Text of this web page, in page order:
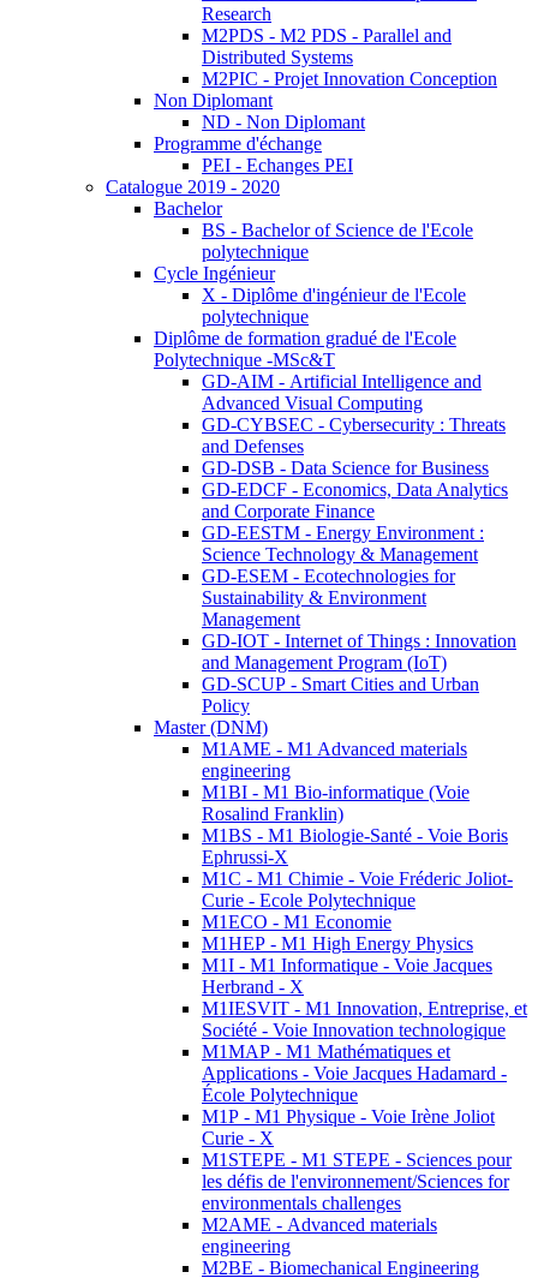
Research
M2PDS - M2 PDS - Parallel and
Distributed Systems
M2PIC - Projet Innovation Conception
Non Diplomant
ND - Non Diplomant
Programme d'échange
PEI - Echanges PEI
Catalogue 2019 - 2020
Bachelor
BS - Bachelor of Science de l'Ecole
polytechnique
Cycle Ingénieur
X - Diplôme d'ingénieur de l'Ecole
polytechnique
Diplôme de formation gradué de l'Ecole
Polytechnique -MSc&T
GD-AIM - Artificial Intelligence and
Advanced Visual Computing
GD-CYBSEC - Cybersecurity : Threats
and Defenses
GD-DSB - Data Science for Business
GD-EDCF - Economics, Data Analytics
and Corporate Finance
GD-EESTM - Energy Environment :
Science Technology & Management
GD-ESEM - Ecotechnologies for
Sustainability & Environment
Management
GD-IOT - Internet of Things : Innovation
and Management Program (IoT)
GD-SCUP - Smart Cities and Urban
Policy
Master (DNM)
M1AME - M1 Advanced materials
engineering
M1BI - M1 Bio-informatique (Voie
Rosalind Franklin)
M1BS - M1 Biologie-Santé - Voie Boris
Ephrussi-X
M1C - M1 Chimie - Voie Fréderic Joliot-
Curie - Ecole Polytechnique
M1ECO - M1 Economie
M1HEP - M1 High Energy Physics
M1I - M1 Informatique - Voie Jacques
Herbrand - X
M1IESVIT - M1 Innovation, Entreprise, et
Société - Voie Innovation technologique
M1MAP - M1 Mathématiques et
Applications - Voie Jacques Hadamard -
École Polytechnique
M1P - M1 Physique - Voie Irène Joliot
Curie - X
M1STEPE - M1 STEPE - Sciences pour
les défis de l'environnement/Sciences for
environmentals challenges
M2AME - Advanced materials
engineering
M2BE - Biomechanical Engineering